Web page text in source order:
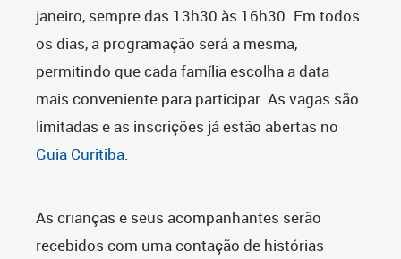
janeiro, sempre das 13h30 às 16h30. Em todos
os dias, a programação será a mesma,
permitindo que cada família escolha a data
mais conveniente para participar. As vagas são
limitadas e as inscrições já estão abertas no
Guia Curitiba.
As crianças e seus acompanhantes serão
recebidos com uma contação de histórias